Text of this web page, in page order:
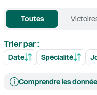
Toutes
Trier par :
Date Spécialité
Comprendre les